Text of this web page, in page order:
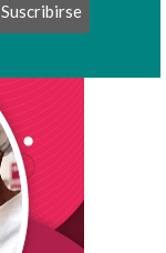
Suscribirse